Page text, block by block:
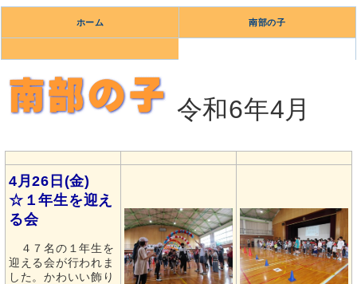
ホーム 南部の子
令和6年4月
4月26日(金)
☆１年生を迎え
る会
４７名の１年生を
迎える会が行われま
した。かわいい飾り